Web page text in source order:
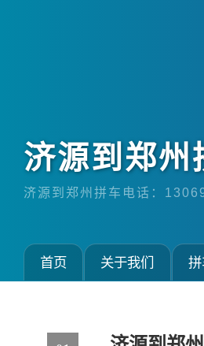
济源到郑州
济源到郑州拼车电话：
首页 关于我们